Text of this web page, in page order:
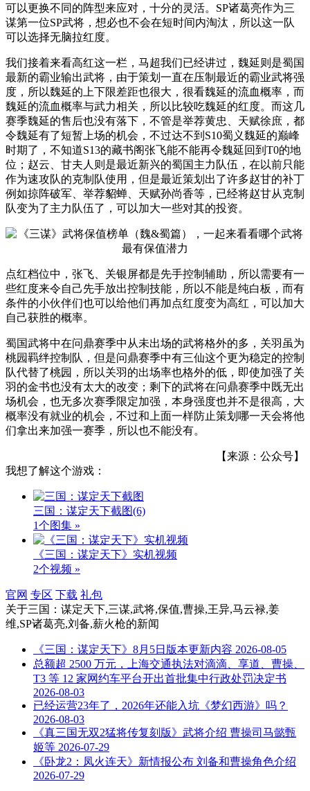
可以更换不同的阵型来应对，十分的灵活。SP诸葛亮作为三
谋第一位SP武将，想必也不会在短时间内淘汰，所以这一队
可以选择无脑拉红度。
我们接着来看高红这一栏，马超我们已经讲过，魏延则是蜀国
最新的霸业输出武将，由于策划一直在压制最近的霸业武将强
度，所以魏延的上下限差距也很大，很看魏延的流血概率，而
魏延的流血概率与武力相关，所以比较吃魏延的红度。而这几
赛季魏延的售后也没有落下，不管是举荐黄忠、天赋徐庶，都
令魏延有了短暂上场的机会，不过达不到S10蜀义魏延的巅峰
时期了，不知道S13的藏书阁张飞能不能再令魏延回到T0的地
位；赵云、甘夫人则是最近新兴的蜀国主力队伍，在以前只能
作为速攻队的克制队使用，但是最近策划出了许多赵甘的补丁
例如掠阵破军、举荐貂蝉、天赋孙尚香等，已经将赵甘从克制
队变为了主力队伍了，可以加大一些对其的投资。
点红档位中，张飞、关银屏都是先手控制辅助，所以需要有一
些红度来令自己先手放出控制技能，所以不能是纯白板，而有
条件的小伙伴们也可以给他们再加点红度变为高红，可以加大
自己获胜的概率。
蜀国武将中在问鼎赛季中从未出场的武将格外的多，关羽虽为
桃园羁绊控制队，但是问鼎赛季中有三仙这个更为稳定的控制
队代替了桃园，所以关羽的出场率也格外的低，即使加强了关
羽的金书也没有太大的改变；剩下的武将在问鼎赛季中既无出
场机会，也无多次赛季限定加强，本身强度也并不是很高，大
概率没有就业的机会，不过和上面一样防止策划哪一天会将他
们拿出来加强一赛季，所以也不能没有。
【来源：公众号】
我想了解这个游戏：
三国：谋定天下截图(6)
1个图集 »
《三国：谋定天下》实机视频
2个视频 »
官网 专区 下载 礼包
关于三国：谋定天下,三谋,武将,保值,曹操,王异,马云禄,姜
维,SP诸葛亮,刘备,薪火枪的新闻
《三国：谋定天下》8月5日版本更新内容 2026-08-05
总额超 2500 万元，上海交通执法对滴滴、享道、曹操、
T3 等 12 家网约车平台开出首批集中行政处罚决定书
2026-08-03
已经运营23年了，2026年还能入坑《梦幻西游》吗？
2026-08-03
《真三国无双2猛将传复刻版》武将介绍 曹操司马懿甄
姬等 2026-07-29
《卧龙2：凤火连天》新情报公布 刘备和曹操角色介绍
2026-07-29